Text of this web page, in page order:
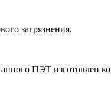
загрязнения.
ПЭТ изготовлен